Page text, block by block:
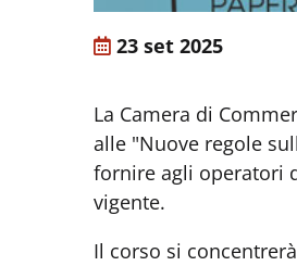
23 set 2025
La Camera di
alle "Nuove regole
fornire agli operatori
vigente.
Il corso si